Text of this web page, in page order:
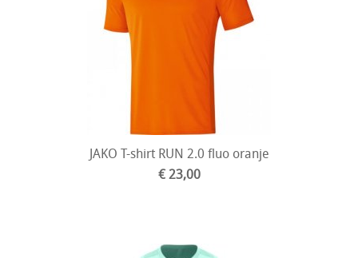
JAKO T-shirt RUN 2.0 fluo oranje
€ 23,00